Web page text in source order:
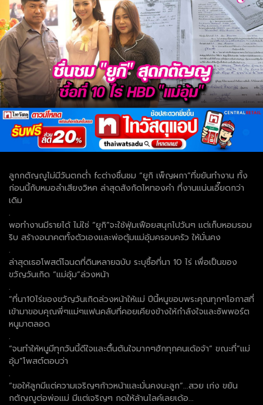
ลูกกตัญญูไม่มีวันตกต่ำ fcต่างชื่นชม “ยูกิ เพ็ญผกา”ที่ขยันทำงาน ทั้ง
ก่อนนี้กับหมอลำเสียงวิหค ล่าสุดสังกัดไหทองคำ ที่งานแน่นเอี๊ยดกว่า
เดิม
.
พอทำงานมีรายได้ ไม่ใช่ “ยูกิ”จะใช้ฟุ่มเฟือยสนุกไปวันๆ แต่เก็บหอมรอม
ริบ สร้างอนาคตทั้งตัวเองและพ่อตุ้มแม่อุ้มครอบครัว ให้มั่นคง
.
ล่าสุดเธอโพสต์โฉนดที่ดินหลายฉบับ ระบุซื้อที่นา 10 ไร่ เพื่อเป็นของ
ขวัญวันเกิด “แม่อุ้ม”ล่วงหน้า
.
“ที่นา10ไร่ของขวัญวันเกิดล่วงหน้าให้แม่ ปีนี้หนูขอบพระคุณทุกๆโอกาสที่
เข้ามาขอบคุณพี่ๆแม่ๆแฟนคลับที่คอยเคียงข้างให้กำลังใจและซัพพอร์ต
หนูมาตลอด
.
“จนทำให้หนูมีทุกวันนี้ดีใจและตื้นตันใจมากๆฮักทุกคนเด้อจ้า” ขณะที่”แม่
อุ้ม”โพสต์ตอบว่า
.
“ขอให้ลูกมีแต่ความเจริญๆก้าวหน้าและมั่นคงนะลูก”...สวย เก่ง ขยัน
กตัญญูต่อพ่อแม่ มีแต่เจริญๆ กดให้ล้านไลค์เลยเด้อ...